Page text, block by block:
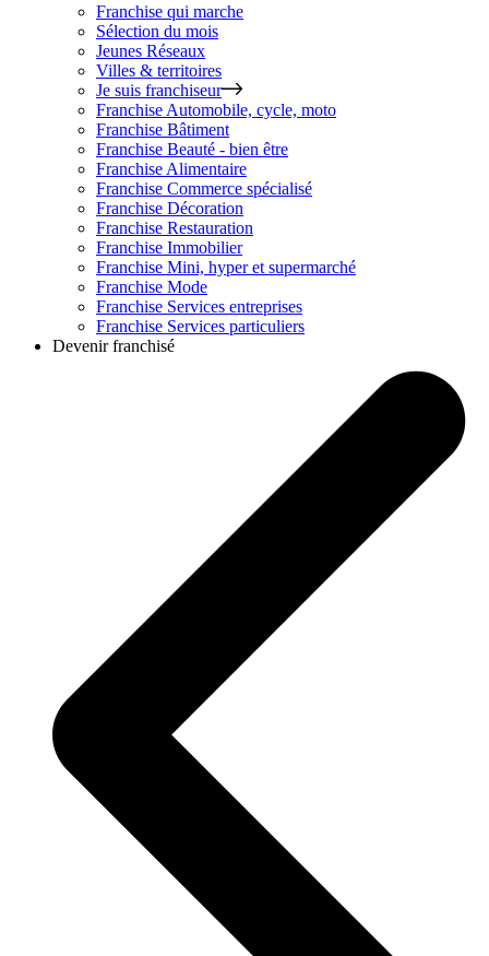
Franchise qui marche
Sélection du mois
Jeunes Réseaux
Villes & territoires
Je suis franchiseur
Franchise Automobile, cycle, moto
Franchise Bâtiment
Franchise Beauté - bien être
Franchise Alimentaire
Franchise Commerce spécialisé
Franchise Décoration
Franchise Restauration
Franchise Immobilier
Franchise Mini, hyper et supermarché
Franchise Mode
Franchise Services entreprises
Franchise Services particuliers
Devenir franchisé